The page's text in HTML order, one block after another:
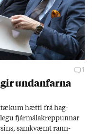
1
und­an­farna
hætti frá hag­
fjár­málakrepp­unn­ar
sam­kvæmt rann­